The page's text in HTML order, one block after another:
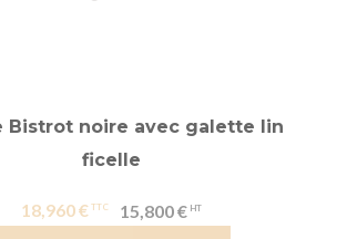
Bistrot noire avec galette lin
ficelle
18,960 € 15,800 €